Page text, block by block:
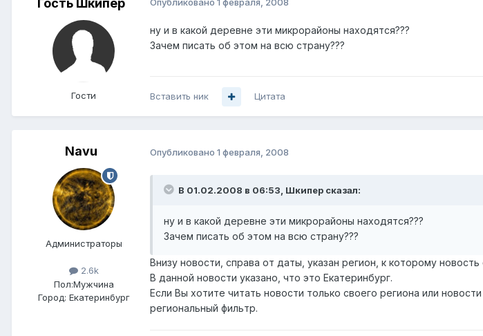
Гость Шкипер
Гости
Опубликовано 1 февраля, 2008
ну и в какой деревне эти микрорайоны находятся???
Зачем писать об этом на всю страну???
Вставить ник Цитата
Navu
Администраторы
2.6k
Пол:Мужчина
Город: Екатеринбург
Опубликовано 1 февраля, 2008
В 01.02.2008 в 06:53, Шкипер сказал:
ну и в какой деревне эти микрорайоны находятся???
Зачем писать об этом на всю страну???
Внизу новости, справа от даты, указан регион, к которому новость
В данной новости указано, что это Екатеринбург.
Если Вы хотите читать новости только своего региона или
региональный фильтр.